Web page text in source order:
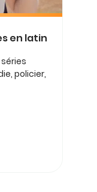
en latin
policier,